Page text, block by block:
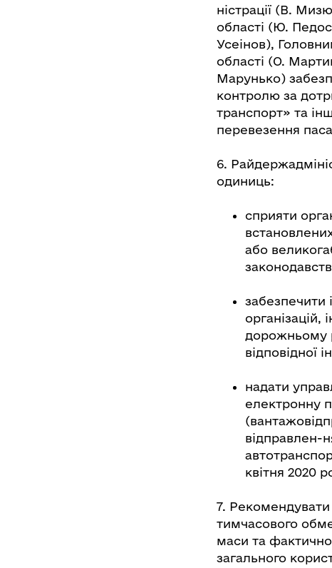
ністрації (В.
області (Ю.
Усеінов),
області (О.
Марунько)
контролю за
транспорт» та
перевезення
6.
одиниць:
сприяти
або
забезпечити
дорожньому
відповідної
надати
електронну
відправлен-
квітня 2020
7.
тимчасового
маси та
загального